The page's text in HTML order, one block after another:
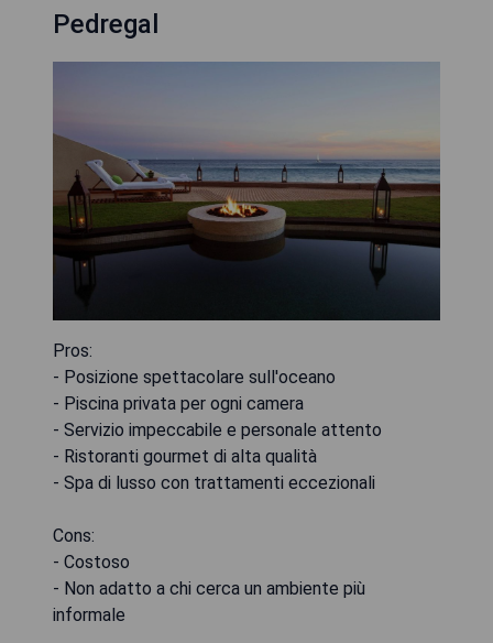
Pedregal
Pros:
- Posizione spettacolare sull'oceano
- Piscina privata per ogni camera
- Servizio impeccabile e personale attento
- Ristoranti gourmet di alta qualità
- Spa di lusso con trattamenti eccezionali
Cons:
- Costoso
- Non adatto a chi cerca un ambiente più
informale